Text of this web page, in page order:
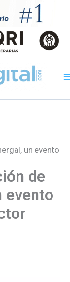
un evento
de
evento